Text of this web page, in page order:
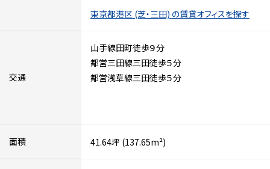
東京都港区 (芝・三田) の賃貸オフィスを探す
交通
山手線田町徒歩９分
都営三田線三田徒歩５分
都営浅草線三田徒歩５分
面積 41.64坪 (137.65m²)